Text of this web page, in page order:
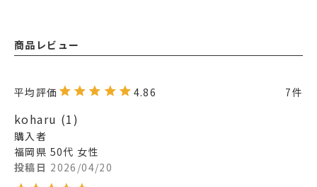
商品レビュー
4.86 7
koharu 1
購入者
福岡県 50代 女性
投稿日 2026/04/20